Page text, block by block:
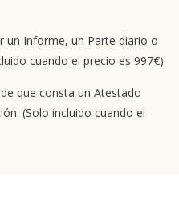
un Informe, un Parte diario o
cuando el precio es 997€)
que consta un Atestado
(Solo incluido cuando el